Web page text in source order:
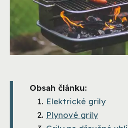
Obsah článku:
Elektrické grily
Plynové grily